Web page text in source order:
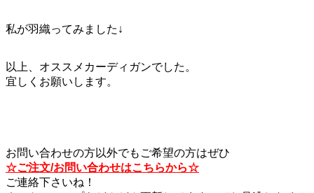
私が羽織ってみました↓
以上、オススメカーディガンでした。
宜しくお願いします。
お問い合わせの方以外でもご希望の方はぜひ
☆ご注文/お問い合わせはこちらから☆
ご連絡下さいね！